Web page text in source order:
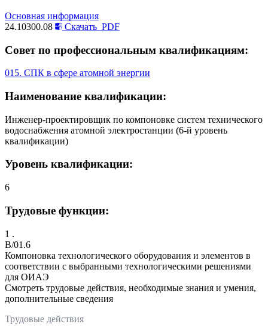
Основная информация
24.10300.08
Скачать PDF
Совет по профессиональным квалификациям:
015. СПК в сфере атомной энергии
Наименование квалификации:
Инженер-проектировщик по компоновке систем технического
водоснабжения атомной электростанции (6-й уровень
квалификации)
Уровень квалификации:
6
Трудовые функции:
1 .
B/01.6
Компоновка технологического оборудования и элементов в
соответствии с выбранными технологическими решениями
для ОИАЭ
Смотреть трудовые действия, необходимые знания и умения,
дополнительные сведения
Трудовые действия